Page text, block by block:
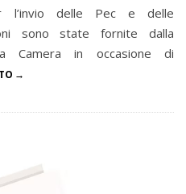
l’invio delle Pec e delle
sono state fornite dalla
Camera in occasione di